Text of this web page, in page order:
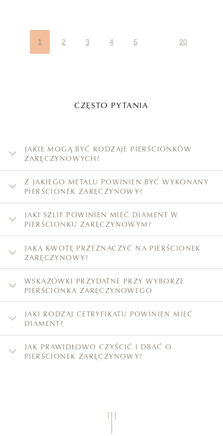
1 2 3 4 5 20
CZĘSTO PYTANIA
JAKIE MOGĄ BYĆ RODZAJE PIERŚCIONKÓW
ZARĘCZYNOWYCH?
Z JAKIEGO METALU POWINIEN BYĆ WYKONANY
PIERŚCIONEK ZARĘCZYNOWY?
JAKI SZLIF POWINIEN MIEĆ DIAMENT W
PIERŚCIONKU ZARĘCZYNOWYM?
JAKĄ KWOTĘ PRZEZNACZYĆ NA PIERŚCIONEK
ZARĘCZYNOWY?
WSKAZÓWKI PRZYDATNE PRZY WYBORZE
PIERŚCIONKA ZARĘCZYNOWEGO
JAKI RODZAJ CETRYFIKATU POWINIEN MIEĆ
DIAMENT?
JAK PRAWIDŁOWO CZYŚCIĆ I DBAĆ O
PIERŚCIONEK ZARĘCZYNOWY?